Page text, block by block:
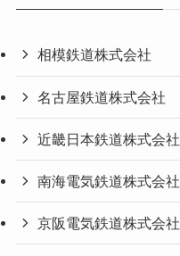
相模鉄道株式会社
名古屋鉄道株式会社
近畿日本鉄道株式会社
南海電気鉄道株式会社
京阪電気鉄道株式会社